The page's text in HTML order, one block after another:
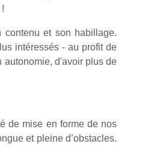
contenu et son habillage.
intéressés - au profit de
autonomie, d'avoir plus de
de mise en forme de nos
et pleine d’obstacles.